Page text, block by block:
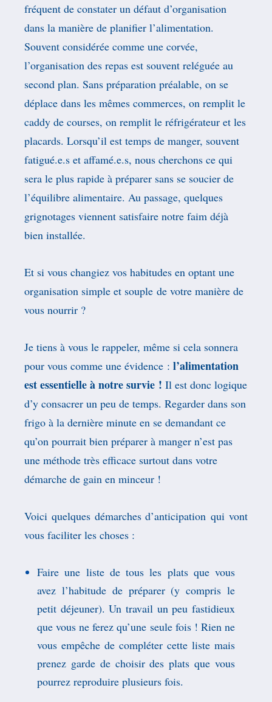
fréquent de constater un défaut d’organisation
dans la manière de planifier l’alimentation.
Souvent considérée comme une corvée,
l’organisation des repas est souvent reléguée au
second plan. Sans préparation préalable, on se
déplace dans les mêmes commerces, on remplit le
caddy de courses, on remplit le réfrigérateur et les
placards. Lorsqu’il est temps de manger, souvent
fatigué.e.s et affamé.e.s, nous cherchons ce qui
sera le plus rapide à préparer sans se soucier de
l’équilibre alimentaire. Au passage, quelques
grignotages viennent satisfaire notre faim déjà
bien installée.
Et si vous changiez vos habitudes en optant une
organisation simple et souple de votre manière de
vous nourrir ?
Je tiens à vous le rappeler, même si cela sonnera
pour vous comme une évidence : l’alimentation
est essentielle à notre survie ! Il est donc logique
d’y consacrer un peu de temps. Regarder dans son
frigo à la dernière minute en se demandant ce
qu’on pourrait bien préparer à manger n’est pas
une méthode très efficace surtout dans votre
démarche de gain en minceur !
Voici quelques démarches d’anticipation qui vont
vous faciliter les choses :
Faire une liste de tous les plats que vous
avez l’habitude de préparer(y compris le
petit déjeuner).Un travail un peu fastidieux
que vous ne ferez qu’une seule fois ! Rien ne
vous empêche de compléter cette liste mais
prenez garde de choisir des plats que vous
pourrez reproduire plusieurs fois.